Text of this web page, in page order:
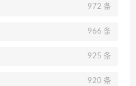
972 条
966 条
925 条
920 条